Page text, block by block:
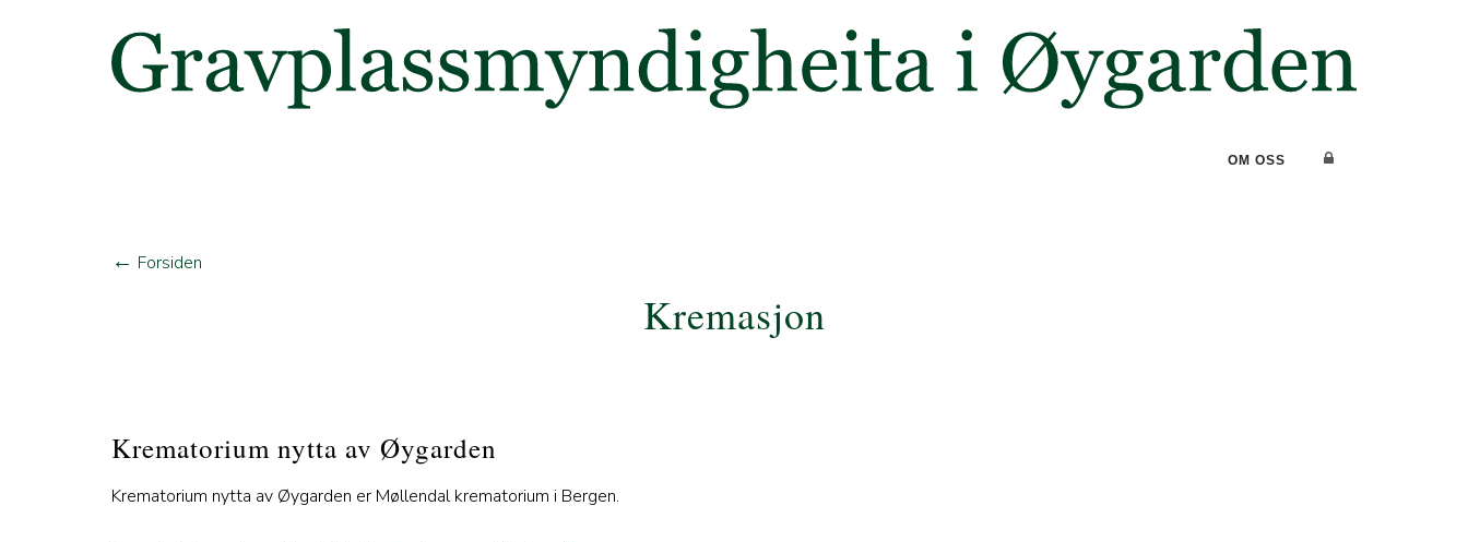
OM OSS
← Forsiden
Kremasjon
Krematorium nytta av Øygarden
Krematorium nytta av Øygarden er Møllendal krematorium i Bergen.